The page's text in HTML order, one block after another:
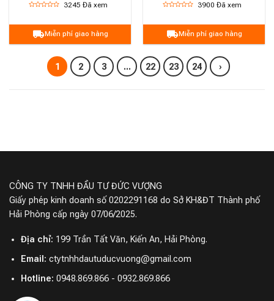
3245 Đã xem
Miễn phí giao hàng
3900 Đã xem
Miễn phí giao hàng
1 2 3 ... 22 23 24 ›
CÔNG TY TNHH ĐẦU TƯ ĐỨC VƯỢNG
Giấy phép kinh doanh số 0202291168 do Sở KH&ĐT Thành phố
Hải Phòng cấp ngày 07/06/2025.
Địa chỉ: 199 Trần Tất Văn, Kiến An, Hải Phòng.
Email: ctytnhhdautuducvuong@gmail.com
Hotline: 0948.869.866 - 0932.869.866